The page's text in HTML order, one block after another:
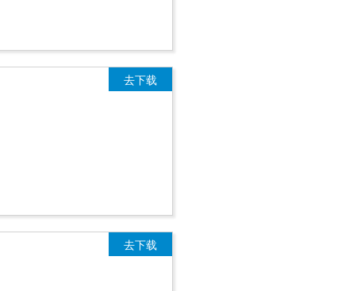
去下载
去下载